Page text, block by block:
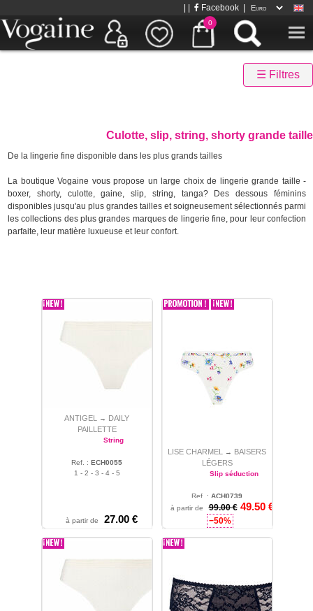
0
Facebook
☰ Filtres
Culotte, slip, string, shorty grande taille
De la lingerie fine disponible dans les plus grands tailles
La boutique Vogaine vous propose un large choix de lingerie grande taille -
boxer, shorty, culotte, gaine, slip, string, tanga? Des dessous féminins
disponibles jusqu'au plus grandes tailles et soigneusement sélectionnés parmi
les collections des plus grandes marques de lingerie fine, pour leur confection
parfaite, leur matière luxueuse et leur confort.
ANTIGEL → DAILY
PAILLETTE
String
Ref. : ECH0055
1 - 2 - 3 - 4 - 5
à partir de 27.00 €
LISE CHARMEL → BAISERS
LÉGERS
Slip séduction
Ref. : ACH0739
1
à partir de 99.00 € 49.50 €
−50%